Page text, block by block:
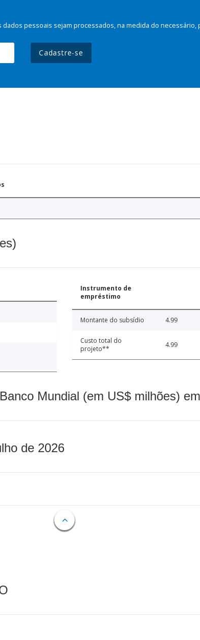
pessoais sejam processados, na medida do necessário,
Cadastre-se
Instrumento de
empréstimo
Montante do subsídio 4.99
Custo total do
projeto**
4.99
Mundial (em US$ milhões)
de 2026